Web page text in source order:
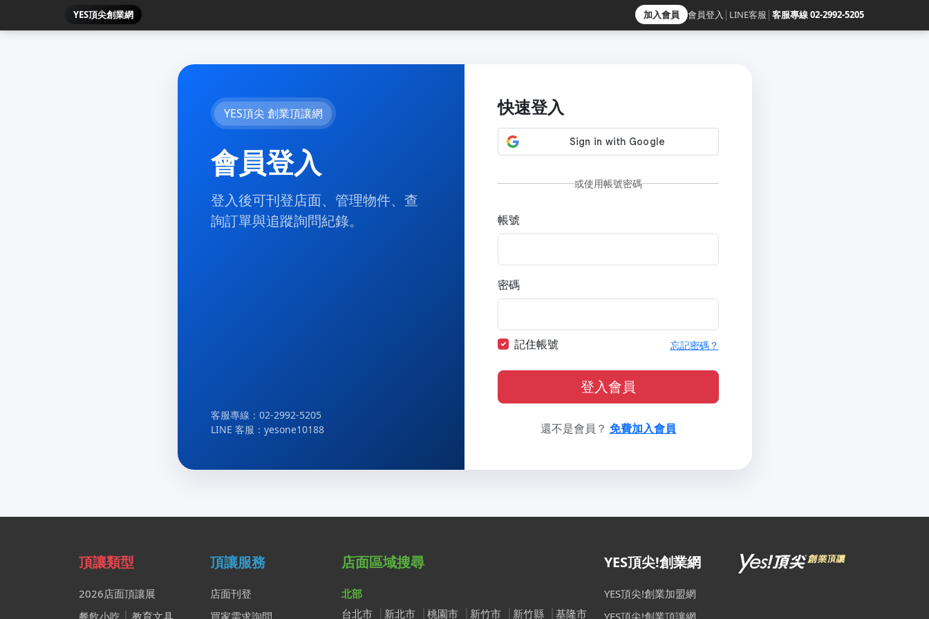
YES頂尖創業網 加入會員 會員登入 LINE客服 客服專線 02-2992-5205
YES頂尖 創業頂讓網
會員登入
登入後可刊登店面、管理物件、查
詢訂單與追蹤詢問紀錄。
客服專線：02-2992-5205
LINE 客服：yesone10188
快速登入
或使用帳號密碼
帳號
密碼
記住帳號 忘記密碼？
登入會員
還不是會員？ 免費加入會員
頂讓類型
2026店面頂讓展
餐飲小吃
教育文具
頂讓服務
店面刊登
買家需求詢問
店面區域搜尋
北部
台北市
新北市 桃園市 新竹市 新竹縣 基隆市
YES頂尖!創業網
YES頂尖!創業加盟網
YES頂尖!創業頂讓網